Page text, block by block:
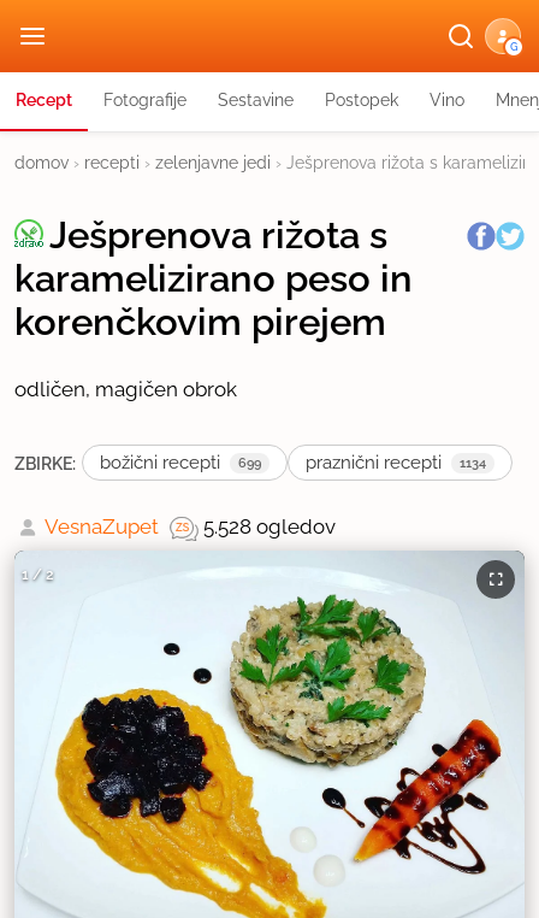
G
Recept Fotografije Sestavine Postopek Vino
domov › recepti › zelenjavne jedi › Ješprenova rižota s
Ješprenova rižota s
karamelizirano peso in
korenčkovim pirejem
odličen, magičen obrok
ZBIRKE: božični recepti 699 praznični recepti 1134
VesnaZupet 5.528 ogledov
1 / 2